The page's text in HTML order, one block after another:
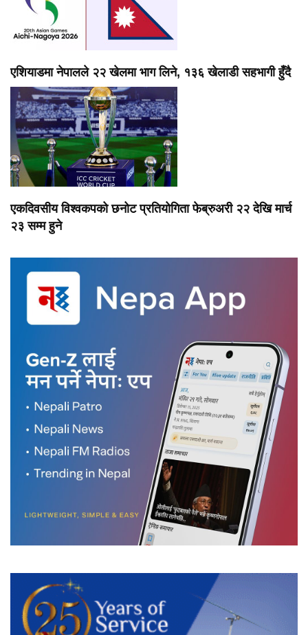
एशियाडमा नेपालले २२ खेलमा भाग लिने, १३६ खेलाडी सहभागी हुँदै
एकदिवसीय विश्वकपको छनोट प्रतियोगिता फेब्रुअरी २२ देखि मार्च
२३ सम्म हुने